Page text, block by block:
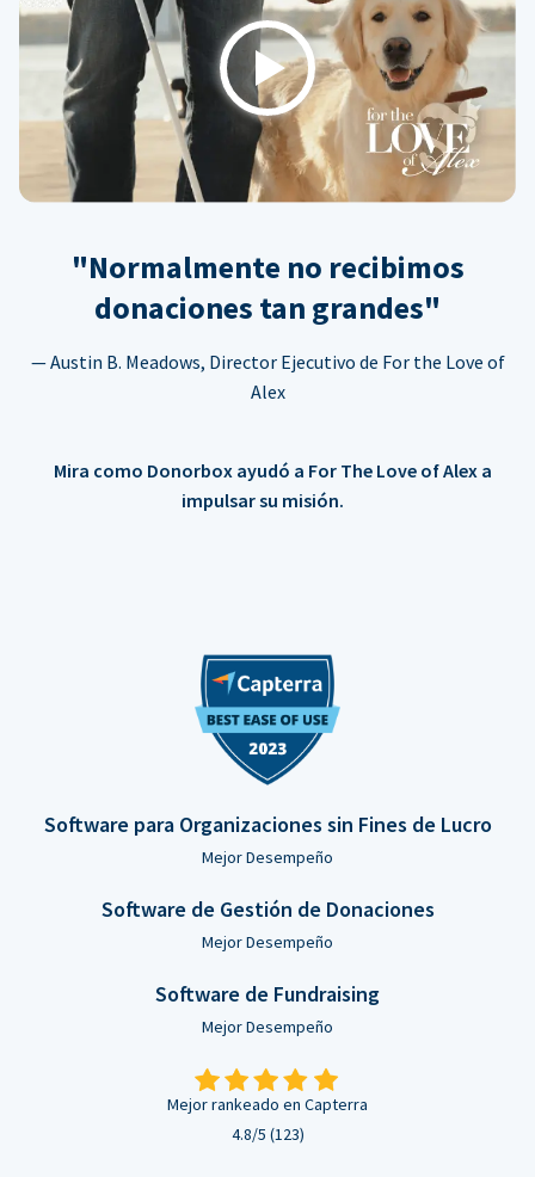
Play
"Normalmente no recibimos
donaciones tan grandes"
— Austin B. Meadows, Director Ejecutivo de For the Love of
Alex
Mira como Donorbox ayudó a For The Love of Alex a
impulsar su misión.
Software para Organizaciones sin Fines de Lucro
Mejor Desempeño
Software de Gestión de Donaciones
Mejor Desempeño
Software de Fundraising
Mejor Desempeño
Mejor rankeado en Capterra
4.8/5 (123)